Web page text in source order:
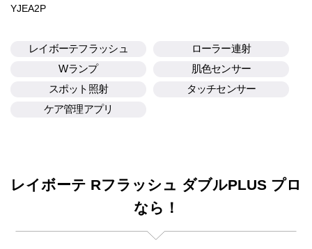
YJEA2P
レイボーテフラッシュ
ローラー連射
Wランプ
肌色センサー
スポット照射
タッチセンサー
ケア管理アプリ
レイボーテ Rフラッシュ ダブルPLUS プロ
なら！